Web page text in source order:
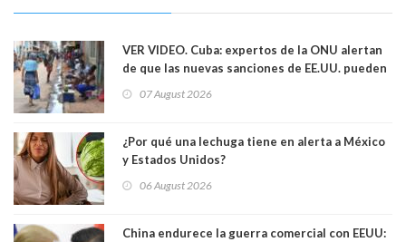
VER VIDEO. Cuba: expertos de la ONU alertan
de que las nuevas sanciones de EE.UU. pueden
07 August 2026
¿Por qué una lechuga tiene en alerta a México
y Estados Unidos?
06 August 2026
China endurece la guerra comercial con EEUU: